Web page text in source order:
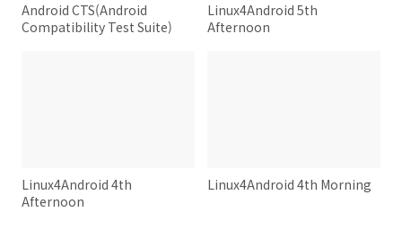
Android CTS(Android
Compatibility Test Suite)
Linux4Android 5th
Afternoon
Linux4Android 4th
Afternoon
Linux4Android 4th Morning